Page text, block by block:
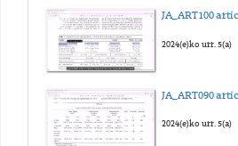
2024(e)ko urr. 5(a)
2024(e)ko urr. 5(a)